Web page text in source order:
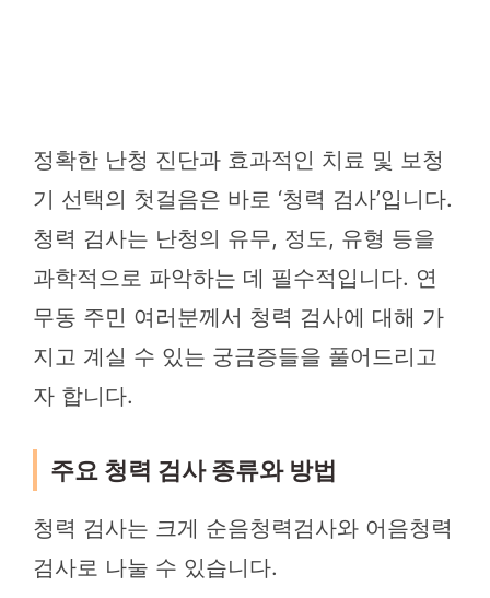
정확한 난청 진단과 효과적인 치료 및 보청
기 선택의 첫걸음은 바로 ‘청력 검사’입니다.
청력 검사는 난청의 유무, 정도, 유형 등을
과학적으로 파악하는 데 필수적입니다. 연
무동 주민 여러분께서 청력 검사에 대해 가
지고 계실 수 있는 궁금증들을 풀어드리고
자 합니다.
주요 청력 검사 종류와 방법
청력 검사는 크게 순음청력검사와 어음청력
검사로 나눌 수 있습니다.